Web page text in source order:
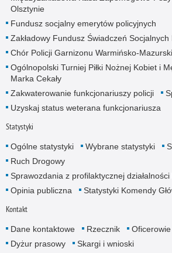
Olsztynie
Fundusz socjalny emerytów policyjnych
Zakładowy Fundusz Świadczeń Socjalnych
Chór Policji Garnizonu Warmińsko-
Ogólnopolski Turniej Piłki Nożnej Kobiet i
Marka Cekały
Zakwaterowanie funkcjonariuszy policji
Uzyskaj status weterana funkcjonariusza
Statystyki
Ogólne statystyki Wybrane statystyki
Ruch Drogowy
Sprawozdania z profilaktycznej działalności
Opinia publiczna
Statystyki Komendy
Kontakt
Dane kontaktowe Rzecznik
Dyżur prasowy
Skargi i wnioski